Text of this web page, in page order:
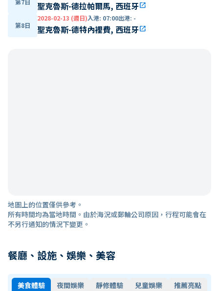
第7日 聖克魯斯-德拉帕爾馬, 西班牙open_in_new
第8日
2028-02-13 (週日)入港: 07:00出港: -
聖克魯斯-德特內裡費, 西班牙open_in_new
地圖上的位置僅供參考。
所有時間均為當地時間。由於海況或郵輪公司原因，行程可能會在
不另行通知的情況下變更。
餐廳、設施、娛樂、美容
美食體驗 夜間娛樂 靜修體驗 兒童娛樂 推薦亮點